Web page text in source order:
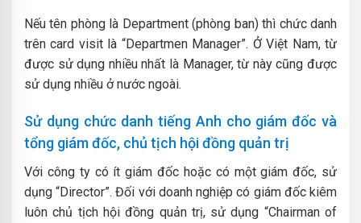
Nếu tên phòng là Department (phòng ban) thì chức danh
trên card visit là “Departmen Manager”. Ở Việt Nam, từ
được sử dụng nhiều nhất là Manager, từ này cũng được
sử dụng nhiều ở nước ngoài.
Sử dụng chức danh tiếng Anh cho giám đốc và
tổng giám đốc, chủ tịch hội đồng quản trị
Với công ty có ít giám đốc hoặc có một giám đốc, sử
dụng “Director”.Đối với doanh nghiệp có giám đốc kiêm
luôn chủ tịch hội đồng quản trị, sử dụng “Chairman of